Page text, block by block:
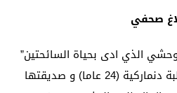
صحفي
الذي ادى بحياة السائحتين”
لويزا فيسترغر يسبرسن” طالبة دنماركية (24 عاما) و صديقتها